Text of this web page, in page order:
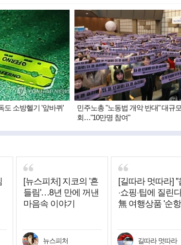
도 소방헬기 '앞바퀴'
민주노총 "노동법 개악 반대" 대규
회…"10만명 참여"
[뉴스피처] 지코의 '흔
들림'…8년 만에 꺼낸
마음속 이야기
뉴스피처
[길따라 멋따라] "
·쇼핑·팁에 질린
無 여행상품 '순
길따라 멋따라